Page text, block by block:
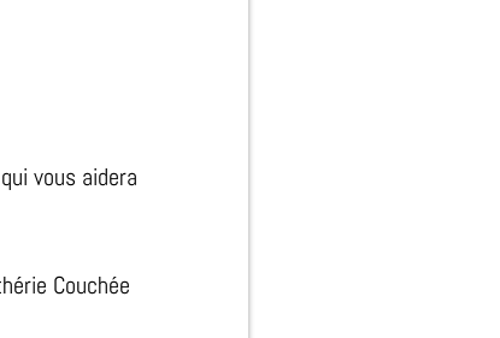
qui vous aidera
Couchée